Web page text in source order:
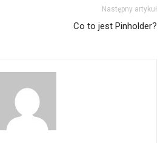
Następny artykuł
Co to jest Pinholder?